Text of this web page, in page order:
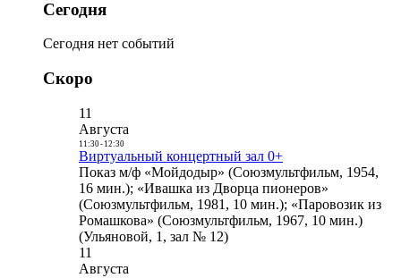
Сегодня
Сегодня нет событий
Скоро
11
Августа
11:30- 12:30
Виртуальный концертный зал 0+
Показ м/ф «Мойдодыр» (Союзмультфильм, 1954,
16 мин.); «Ивашка из Дворца пионеров»
(Союзмультфильм, 1981, 10 мин.); «Паровозик из
Ромашкова» (Союзмультфильм, 1967, 10 мин.)
(Ульяновой, 1, зал № 12)
11
Августа